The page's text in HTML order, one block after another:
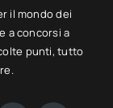
il mondo dei
a concorsi a
punti, tutto